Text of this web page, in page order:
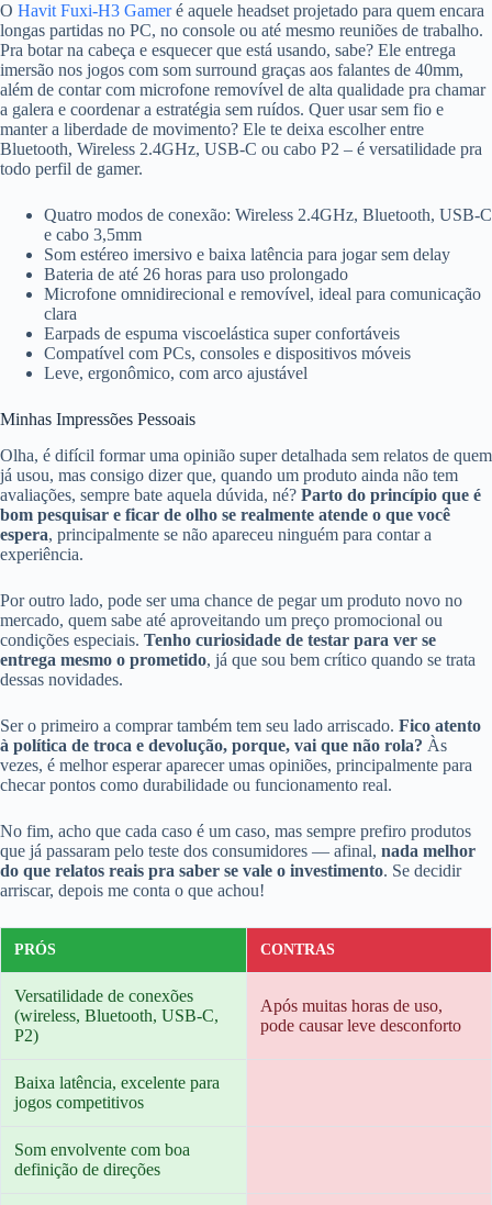
O Havit Fuxi-H3 Gameré aquele headset projetado para quem encara
longas partidas no PC, no console ou até mesmo reuniões de trabalho.
Pra botar na cabeça e esquecer que está usando, sabe? Ele entrega
imersão nos jogos com som surround graças aos falantes de 40mm,
além de contar com microfone removível de alta qualidade pra chamar
a galera e coordenar a estratégia sem ruídos. Quer usar sem fio e
manter a liberdade de movimento? Ele te deixa escolher entre
Bluetooth, Wireless 2.4GHz, USB-C ou cabo P2 – é versatilidade pra
todo perfil de gamer.
Quatro modos de conexão: Wireless 2.4GHz, Bluetooth, USB-C
e cabo 3,5mm
Som estéreo imersivo e baixa latência para jogar sem delay
Bateria de até 26 horas para uso prolongado
Microfone omnidirecional e removível, ideal para comunicação
clara
Earpads de espuma viscoelástica super confortáveis
Compatível com PCs, consoles e dispositivos móveis
Leve, ergonômico, com arco ajustável
Minhas Impressões Pessoais
Olha, é difícil formar uma opinião super detalhada sem relatos de quem
já usou, mas consigo dizer que, quando um produto ainda não tem
avaliações, sempre bate aquela dúvida, né? Parto do princípio que é
bom pesquisar e ficar de olho se realmente atende o que você
espera, principalmente se não apareceu ninguém para contar a
experiência.
Por outro lado, pode ser uma chance de pegar um produto novo no
mercado, quem sabe até aproveitando um preço promocional ou
condições especiais. Tenho curiosidade de testar para ver se
entrega mesmo o prometido, já que sou bem crítico quando se trata
dessas novidades.
Ser o primeiro a comprar também tem seu lado arriscado. Fico atento
à política de troca e devolução, porque, vai que não rola? Às
vezes, é melhor esperar aparecer umas opiniões, principalmente para
checar pontos como durabilidade ou funcionamento real.
No fim, acho que cada caso é um caso, mas sempre prefiro produtos
que já passaram pelo teste dos consumidores — afinal, nada melhor
do que relatos reais pra saber se vale o investimento. Se decidir
arriscar, depois me conta o que achou!
PRÓS CONTRAS
Versatilidade de conexões
(wireless, Bluetooth, USB-C,
P2)
Após muitas horas de uso,
pode causar leve desconforto
Baixa latência, excelente para
jogos competitivos
Som envolvente com boa
definição de direções